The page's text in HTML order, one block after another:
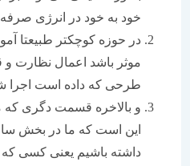
خود به خود در انرژی صرفه
در حوزه کوچکتر طبیعتا آموزش
موثر باشد اعمال نظارت و
طرحی که داده است اجرا شود )
و بالاخره قسمت دگری که می
این است که ما در بخش
داشته باشیم یعنی کسی که